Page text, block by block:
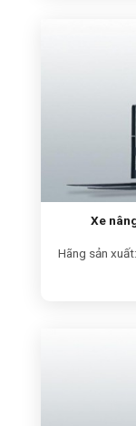
Xe
Hãng sản